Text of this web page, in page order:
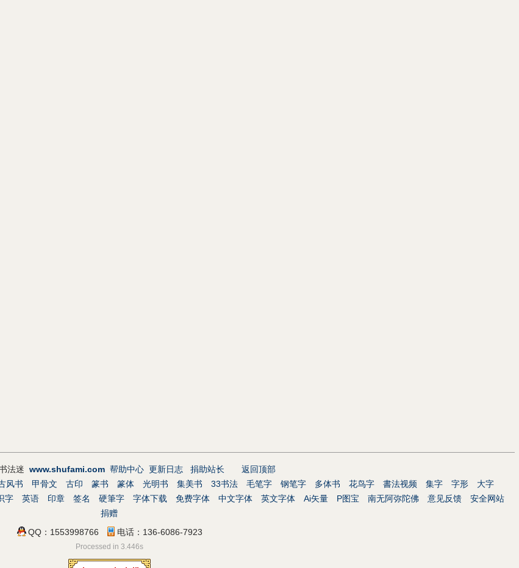
法迷 www.shufami.com 帮助中心 更新日志 捐助站长
返回顶部
风书 甲骨文 古印 篆书 篆体 光明书 集美书 33书法 毛笔字 钢笔字 多体书 花鸟字 書法视频 集字 字形
大字
字 英语 印章 签名 硬筆字 字体下载 免费字体 中文字体 英文字体 Ai矢量 P图宝 南无阿弥陀佛 意见反馈
安全网站
捐赠
QQ：1553998766
电话：136-6086-7923
Processed in 3.446s